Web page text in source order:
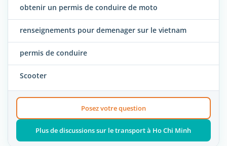
obtenir un permis de conduire de moto
renseignements pour demenager sur le vietnam
permis de conduire
Scooter
Posez votre question
Plus de discussions sur le transport à Ho Chi Minh